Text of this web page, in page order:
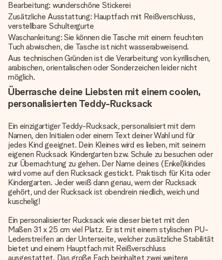
Bearbeitung: wunderschöne Stickerei
Zusätzliche Ausstattung: Hauptfach mit Reißverschluss,
verstellbare Schultergurte
Waschanleitung: Sie können die Tasche mit einem feuchten
Tuch abwischen, die Tasche ist nicht wasserabweisend.
Aus technischen Gründen ist die Verarbeitung von kyrillischen,
arabischen, orientalischen oder Sonderzeichen leider nicht
möglich.
Überrasche deine Liebsten mit einem coolen,
personalisierten Teddy-Rucksack
Ein einzigartiger Teddy-Rucksack, personalisiert mit dem
Namen, den Initialen oder einem Text deiner Wahl und für
jedes Kind geeignet. Dein Kleines wird es lieben, mit seinem
eigenen Rucksack Kindergarten bzw. Schule zu besuchen oder
zur Übernachtung zu gehen. Der Name deines (Enkel)kindes
wird vorne auf den Rucksack gestickt. Praktisch für Kita oder
Kindergarten. Jeder weiß dann genau, wem der Rucksack
gehört, und der Rucksack ist obendrein niedlich, weich und
kuschelig!
Ein personalisierter Rucksack wie dieser bietet mit den
Maßen 31 x 25 cm viel Platz. Er ist mit einem stylischen PU-
Lederstreifen an der Unterseite, welcher zusätzliche Stabilität
bietet und einem Hauptfach mit Reißverschluss
ausgestattet. Das große Fach beinhaltet zwei weitere